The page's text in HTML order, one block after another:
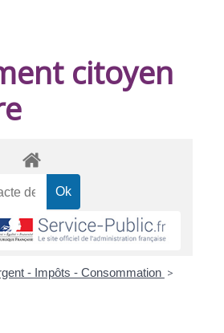
citoyen
- Impôts - Consommation >